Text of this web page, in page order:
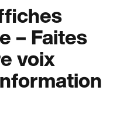
– Faites
voix